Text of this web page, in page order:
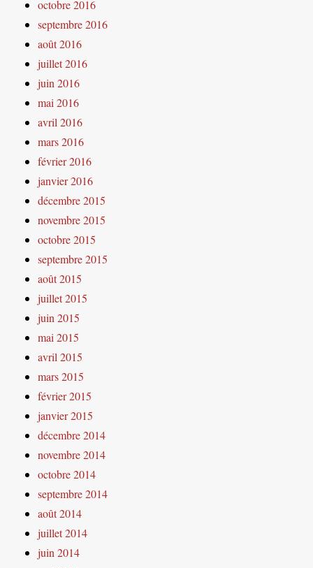
octobre 2016
septembre 2016
août 2016
juillet 2016
juin 2016
mai 2016
avril 2016
mars 2016
février 2016
janvier 2016
décembre 2015
novembre 2015
octobre 2015
septembre 2015
août 2015
juillet 2015
juin 2015
mai 2015
avril 2015
mars 2015
février 2015
janvier 2015
décembre 2014
novembre 2014
octobre 2014
septembre 2014
août 2014
juillet 2014
juin 2014